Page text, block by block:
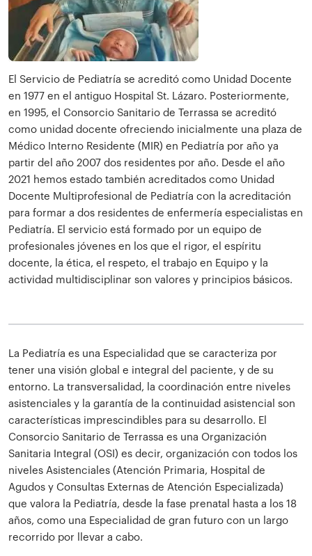
El Servicio de Pediatría se acreditó como Unidad Docente
en 1977 en el antiguo Hospital St. Lázaro. Posteriormente,
en 1995, el Consorcio Sanitario de Terrassa se acreditó
como unidad docente ofreciendo inicialmente una plaza de
Médico Interno Residente (MIR) en Pediatría por año ya
partir del año 2007 dos residentes por año. Desde el año
2021 hemos estado también acreditados como Unidad
Docente Multiprofesional de Pediatría con la acreditación
para formar a dos residentes de enfermería especialistas en
Pediatría. El servicio está formado por un equipo de
profesionales jóvenes en los que el rigor, el espíritu
docente, la ética, el respeto, el trabajo en Equipo y la
actividad multidisciplinar son valores y principios básicos.
La Pediatría es una Especialidad que se caracteriza por
tener una visión global e integral del paciente, y de su
entorno. La transversalidad, la coordinación entre niveles
asistenciales y la garantía de la continuidad asistencial son
características imprescindibles para su desarrollo. El
Consorcio Sanitario de Terrassa es una Organización
Sanitaria Integral (OSI) es decir, organización con todos los
niveles Asistenciales (Atención Primaria, Hospital de
Agudos y Consultas Externas de Atención Especializada)
que valora la Pediatría, desde la fase prenatal hasta a los 18
años, como una Especialidad de gran futuro con un largo
recorrido por llevar a cabo.